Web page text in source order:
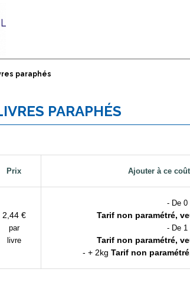
paraphés
PARAPHÉS
Prix Ajouter à ce
2,44 €
par
livre
- De 0
Tarif non paramétré,
- De 1
Tarif non paramétré,
- + 2kg Tarif non